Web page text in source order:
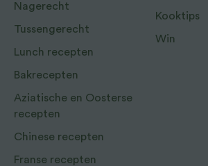
Nagerecht
Tussengerecht
Lunch recepten
Bakrecepten
Aziatische en Oosterse
recepten
Chinese recepten
Franse recepten
Kooktips
Win